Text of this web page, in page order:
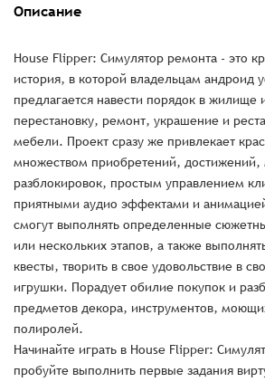
Описание
House Flipper: Симулятор ремонта - это
история, в которой владельцам андроид
предлагается навести порядок в жилище
перестановку, ремонт, украшение и
мебели. Проект сразу же привлекает
множеством приобретений, достижений,
разблокировок, простым управлением
приятными аудио эффектами и
смогут выполнять определенные
или нескольких этапов, а также
квесты, творить в свое удовольствие в
игрушки. Порадует обилие покупок и
предметов декора, инструментов,
полиролей.
Начинайте играть в House Flipper:
пробуйте выполнить первые задания